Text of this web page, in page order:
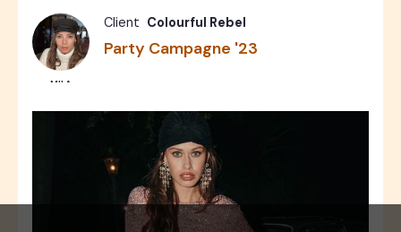
MILA
Client Colourful Rebel
Party Campagne '23